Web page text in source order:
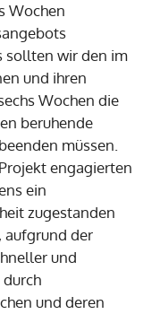
Wochen
sollten wir den im
und ihren
Wochen die
beruhende
müssen.
engagierten
ein
zugestanden
aufgrund der
und
und deren